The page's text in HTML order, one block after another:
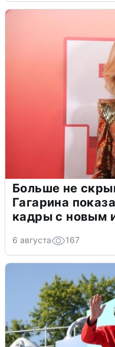
Больше не
Гагарина
кадры с новым
6 августа 167